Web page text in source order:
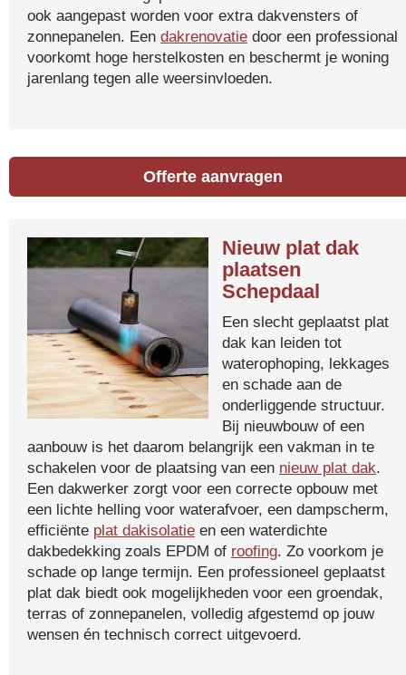
ook aangepast worden voor extra dakvensters of
zonnepanelen. Een dakrenovatie door een professional
voorkomt hoge herstelkosten en beschermt je woning
jarenlang tegen alle weersinvloeden.
Offerte aanvragen
Nieuw plat dak
plaatsen
Schepdaal
Een slecht geplaatst plat
dak kan leiden tot
waterophoping, lekkages
en schade aan de
onderliggende structuur.
Bij nieuwbouw of een
aanbouw is het daarom belangrijk een vakman in te
schakelen voor de plaatsing van een nieuw plat dak.
Een dakwerker zorgt voor een correcte opbouw met
een lichte helling voor waterafvoer, een dampscherm,
efficiënte plat dakisolatie en een waterdichte
dakbedekking zoals EPDM of roofing. Zo voorkom je
schade op lange termijn. Een professioneel geplaatst
plat dak biedt ook mogelijkheden voor een groendak,
terras of zonnepanelen, volledig afgestemd op jouw
wensen én technisch correct uitgevoerd.